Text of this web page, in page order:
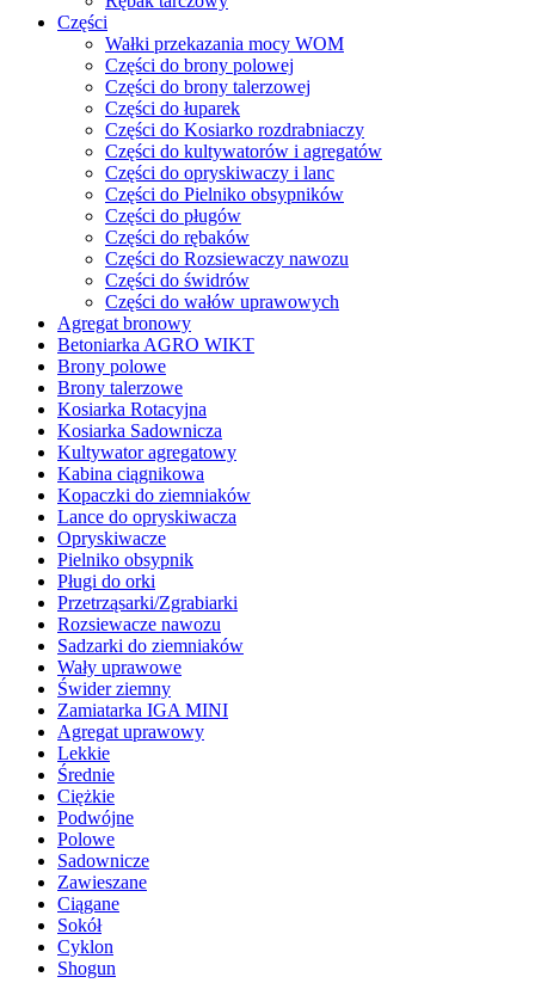
Części
Wałki przekazania mocy WOM
Części do brony polowej
Części do brony talerzowej
Części do łuparek
Części do Kosiarko rozdrabniaczy
Części do kultywatorów i agregatów
Części do opryskiwaczy i lanc
Części do Pielniko obsypników
Części do pługów
Części do rębaków
Części do Rozsiewaczy nawozu
Części do świdrów
Części do wałów uprawowych
Agregat bronowy
Betoniarka AGRO WIKT
Brony polowe
Brony talerzowe
Kosiarka Rotacyjna
Kosiarka Sadownicza
Kultywator agregatowy
Kabina ciągnikowa
Kopaczki do ziemniaków
Lance do opryskiwacza
Opryskiwacze
Pielniko obsypnik
Pługi do orki
Przetrząsarki/Zgrabiarki
Rozsiewacze nawozu
Sadzarki do ziemniaków
Wały uprawowe
Świder ziemny
Zamiatarka IGA MINI
Agregat uprawowy
Lekkie
Średnie
Ciężkie
Podwójne
Polowe
Sadownicze
Zawieszane
Ciągane
Sokół
Cyklon
Shogun